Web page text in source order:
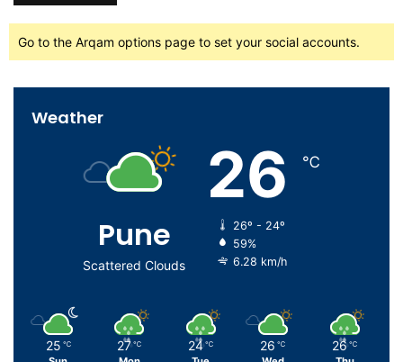
Go to the Arqam options page to set your social accounts.
Weather
Pune
Scattered Clouds
26 ℃
26º - 24º
59%
6.28 km/h
25 ℃ 27 ℃ 24 ℃ 26 ℃ 26 ℃